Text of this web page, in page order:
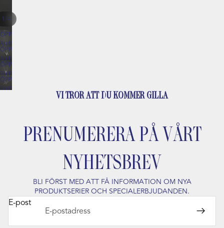
1/4
ÖPPNA
BILDEN
I
HELSKÄRM
ÖPPNA
BILDEN
I
HELSKÄRM
ÖPPNA
BILDEN
I
HELSKÄRM
ÖPPNA
BILDEN
VI TROR ATT DU KOMMER GILLA
PRENUMERERA PÅ VÅRT
NYHETSBREV
BLI FÖRST MED ATT FÅ INFORMATION OM NYA
PRODUKTSERIER OCH SPECIALERBJUDANDEN.
E-post